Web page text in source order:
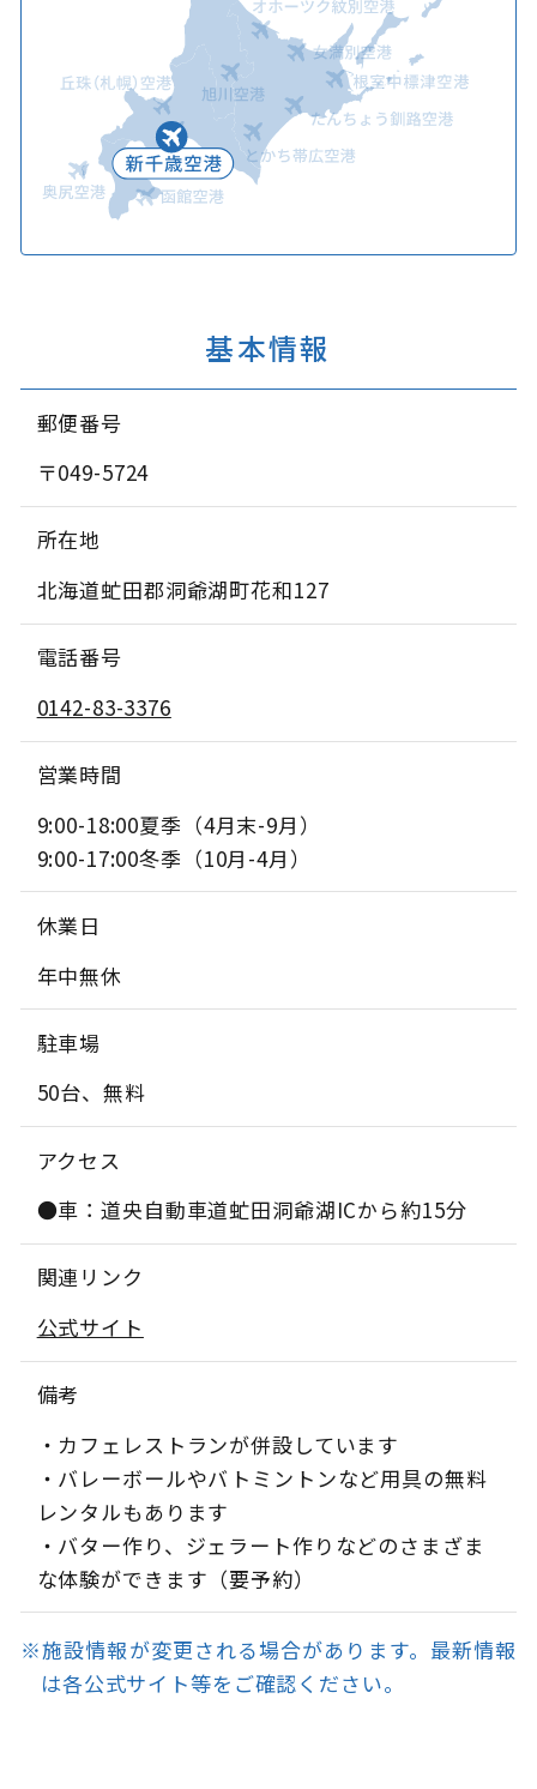
基本情報
郵便番号
〒049-5724
所在地
北海道虻田郡洞爺湖町花和127
電話番号
0142-83-3376
営業時間
9:00-18:00夏季（4月末-9月）
9:00-17:00冬季（10月-4月）
休業日
年中無休
駐車場
50台、無料
アクセス
●車：道央自動車道虻田洞爺湖ICから約15分
関連リンク
公式サイト
備考
・カフェレストランが併設しています
・バレーボールやバトミントンなど用具の無料
レンタルもあります
・バター作り、ジェラート作りなどのさまざま
な体験ができます（要予約）
※施設情報が変更される場合があります。最新情報
は各公式サイト等をご確認ください。